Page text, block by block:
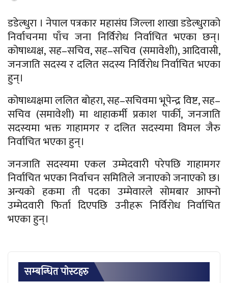
डडेल्धुरा । नेपाल पत्रकार महासंघ जिल्ला शाखा डडेल्धुराको
निर्वाचनमा पाँच जना निर्विरोध निर्वाचित भएका छन्।
कोषाध्यक्ष, सह–सचिव, सह–सचिव (समावेशी), आदिवासी,
जनजाति सदस्य र दलित सदस्य निर्विरोध निर्वाचित भएका
हुन्।
कोषाध्यक्षमा ललित बोहरा, सह–सचिवमा भूपेन्द्र विष्ट, सह–
सचिव (समावेशी) मा थाहाकर्मी प्रकाश पार्की, जनजाति
सदस्यमा भक्त गाहामगर र दलित सदस्यमा विमल जैरु
निर्वाचित भएका हुन्।
जनजाति सदस्यमा एकल उम्मेदवारी परेपछि गाहामगर
निर्वाचित भएका निर्वाचन समितिले जनाएको जनाएको छ।
अन्यको हकमा ती पदका उम्मेवारले सोमबार आफ्नो
उम्मेदवारी फिर्ता दिएपछि उनीहरू निर्विरोध निर्वाचित
भएका हुन्।
सम्बन्धित पाेस्टहरु